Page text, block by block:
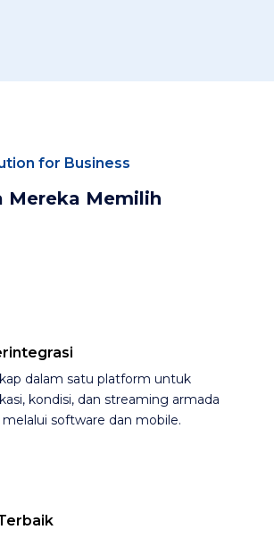
for Business
Mereka Memilih
dalam satu platform untuk
kondisi, dan streaming armada
software dan mobile.​